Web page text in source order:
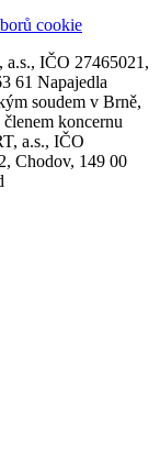
cookie
a.s., IČO 27465021,
61 Napajedla
soudem v Brně,
koncernu
a.s., IČO
Chodov, 149 00